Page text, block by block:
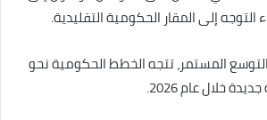
التوجه إلى المقار الحكومية التقليدية.
المستمر، تتجه الخطط الحكومية نحو